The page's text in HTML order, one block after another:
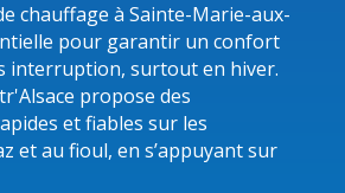
chauffage à Sainte-Marie-aux-
pour garantir un confort
interruption, surtout en hiver.
propose des
et fiables sur les
et au fioul, en s’appuyant sur